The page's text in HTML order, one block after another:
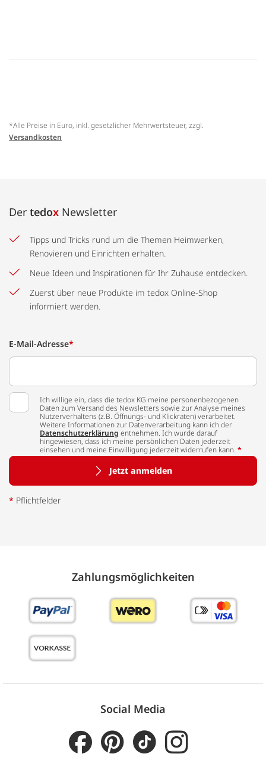
*Alle Preise in Euro, inkl. gesetzlicher Mehrwertsteuer, zzgl.
Versandkosten
Der tedox Newsletter
Tipps und Tricks rund um die Themen Heimwerken,
Renovieren und Einrichten erhalten.
Neue Ideen und Inspirationen für Ihr Zuhause entdecken.
Zuerst über neue Produkte im tedox Online-Shop
informiert werden.
E-Mail-Adresse*
Ich willige ein, dass die tedox KG meine personenbezogenen
Daten zum Versand des Newsletters sowie zur Analyse meines
Nutzerverhaltens (z.B. Öffnungs- und Klickraten) verarbeitet.
Weitere Informationen zur Datenverarbeitung kann ich der
Datenschutzerklärung entnehmen. Ich wurde darauf
hingewiesen, dass ich meine persönlichen Daten jederzeit
einsehen und meine Einwilligung jederzeit widerrufen kann. *
Jetzt anmelden
* Pflichtfelder
Zahlungs­möglich­keiten
Social Media